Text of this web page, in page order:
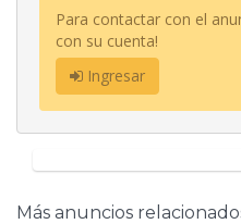
Para contactar con el
con su cuenta!
Ingresar
Más anuncios